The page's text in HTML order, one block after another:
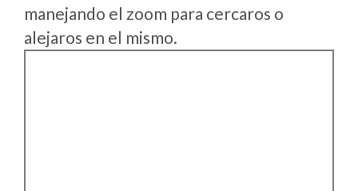
manejando el zoom para cercaros o
alejaros en el mismo.